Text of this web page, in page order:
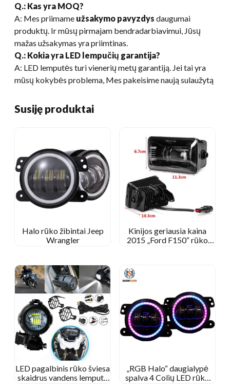
Q.: Kas yra MOQ?
A: Mes priimame užsakymo pavyzdys daugumai
produktų. Ir mūsų pirmajam bendradarbiavimui, Jūsų
mažas užsakymas yra priimtinas.
Q.: Kokia yra LED lempučių garantija?
A: LED lemputės turi vienerių metų garantiją. Jei tai yra
mūsų kokybės problema, Mes pakeisime naują sulaužytą
Susiję produktai
Halo rūko žibintai Jeep
Wrangler
Kinijos geriausia kaina
2015 „Ford F150“ rūko
LED pagalbinis rūko šviesa
skaidrus vandens lemputė
„RGB Halo“ daugialypė
spalva 4 Colių LED rūko